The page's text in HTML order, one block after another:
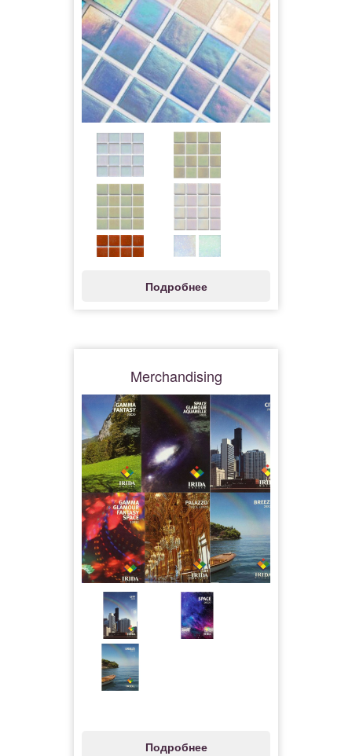
Подробнее
Merchandising
Подробнее